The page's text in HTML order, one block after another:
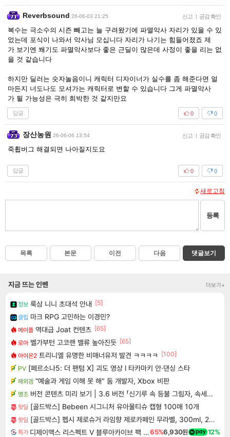
Reverbsound 26-06-03 21:25 신고 | 공감 확인
복수는 극소수의 시즌 빼고는 늘 구려왔기에 파멸악사 자리가 있을 수 있
었는데 포식이 나와서 악사님 모십니다 자리가 나기는 힘들어졌죠 제
가 보기엔 쐐기도 파멸악사보다 좋은 근딜이 많은데 사정이 좋을 리는 없
을 것 같습니다
하지만 딜러는 숫자놀음이니 캐릭터 디자이너가 실수를 좀 해준다면 얼
마든지 너도나도 모셔가는 캐릭터로 변할 수 있습니다 그게 파멸악사
가 될 가능성은 극히 희박한 것 같지만요
답글 0
0
장산농원 26-06-06 13:54 신고 | 공감 확인
죽휩버그 해결되면 나아질지도요
답글 0
0
새로고침
등록
목록 본문 이전 다음 댓글보기
지금 뜨는 인벤 더보기+
정보 룩삼 니니 초대석 안내 [5]
클립 마크 RPG 고민하는 이경민?
메이플 역대급 Joat 컨텐츠 [65]
로아 벨가부턴 고코랜 밸류 높아진듯 [65]
아이온2 트리니엘 유명한 비매너유저 발견 ㅋㅋㅋㅋ
[100]
PV [페르소나5: 더 팬텀 X] 괴도 영상 l 타카마키 안·댄싱 스타
해외겜 “예술과 게임 이해 못 해" 둠 개발자, Xbox 비판
명조 버전 콘텐츠 미리 보기 | 3.6 버전 「신기루 속 등불 그림자, 속세에 깃든 검의 결심」이 8월 20일에 업데이트됩니다!
핫딜 [골드박스] Bebeen 시그니처 유아물티슈 캡형 100매 10개
핫딜 [골드박스] 펩시 제로슈거 라임향 제로카페인 무라벨, 300ml, 20개
특가 디제이맥스 리스펙트 V 블루아카이브 팩 DJMAX RESPECT V Blue Archive Pack DLC65%6,930원 12%